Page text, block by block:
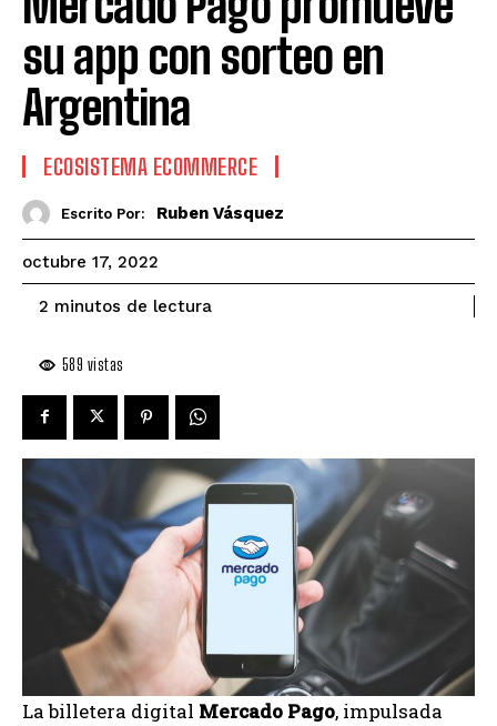
su app con sorteo en
Argentina
ECOSISTEMA ECOMMERCE
Escrito Por: Ruben Vásquez
octubre 17, 2022
2 minutos de lectura
589 vistas
La billetera digital Mercado Pago, impulsada